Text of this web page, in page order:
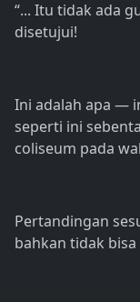
“... Itu tidak ada
disetujui!
Ini adalah apa —
seperti ini
coliseum pada
Pertandingan
bahkan tidak